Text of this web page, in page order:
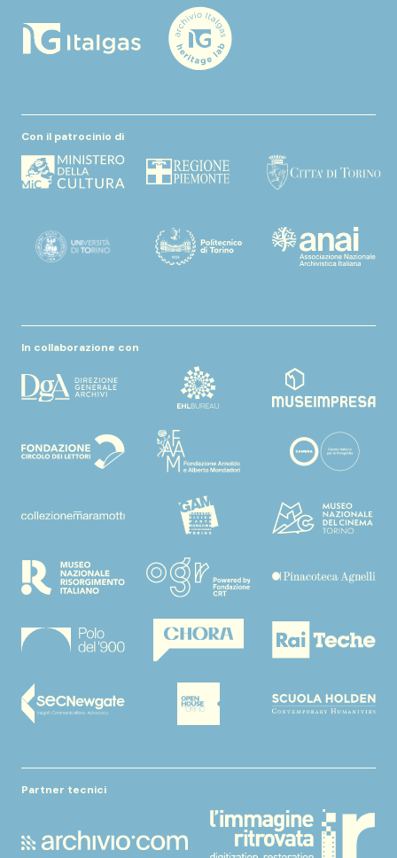
Con il patrocinio di
In collaborazione con
Partner tecnici